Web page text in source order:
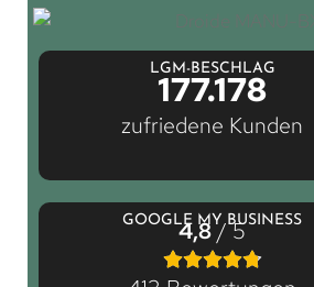
LGM-BESCHLAG
177.178
zufriedene Kunden
GOOGLE MY BUSINESS
4,8/ 5